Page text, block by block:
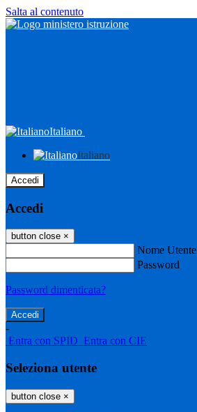
Salta al contenuto
Italiano
Italiano
Accedi
Accedi
button close ×
Nome Utente
Password
Password dimenticata?
-
Entra con SPID Entra con CIE
Seleziona utente
button close ×